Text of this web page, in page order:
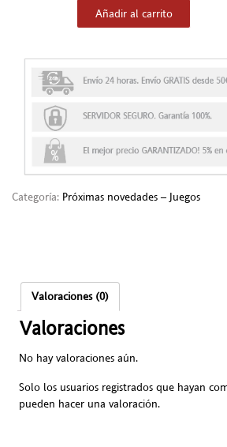
Añadir al carrito
Categoría: Próximas novedades – Juegos
Valoraciones (0)
Valoraciones
No hay valoraciones aún.
Solo los usuarios registrados que hayan
pueden hacer una valoración.